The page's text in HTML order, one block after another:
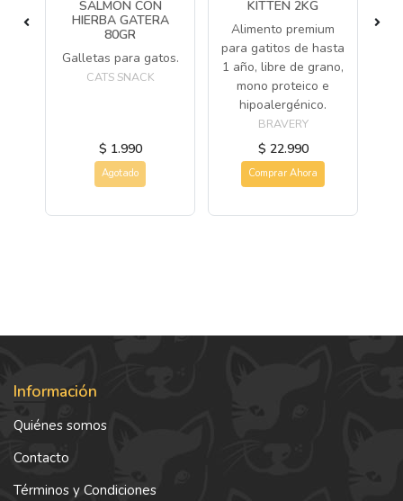
SALMÓN CON
HIERBA GATERA
80GR
Galletas para gatos.
CATS SNACK
$ 1.990
Agotado
KITTEN 2KG
Alimento premium
para gatitos de hasta
1 año, libre de grano,
mono proteico e
hipoalergénico.
BRAVERY
$ 22.990
Comprar Ahora
Información
Quiénes somos
Contacto
Términos y Condiciones